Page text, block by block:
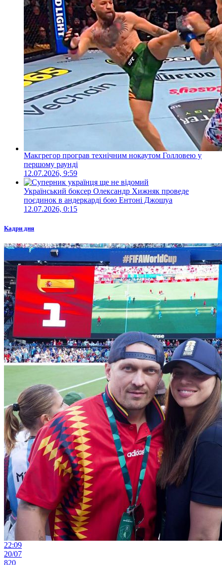
Макгрегор програв технічним нокаутом Голловею у
першому раунді
12.07.2026, 9:59
Український боксер Олександр Хижняк проведе
поєдинок в андеркарді бою Ентоні Джошуа
12.07.2026, 0:15
Кадри дня
22:09
20/07
820